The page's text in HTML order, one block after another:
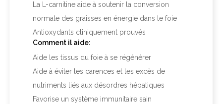
La L-carnitine aide à soutenir la conversion
normale des graisses en énergie dans le foie
Antioxydants cliniquement prouvés
Comment il aide:
Aide les tissus du foie à se régénérer
Aide à éviter les carences et les excès de
nutriments liés aux désordres hépatiques
Favorise un système immunitaire sain